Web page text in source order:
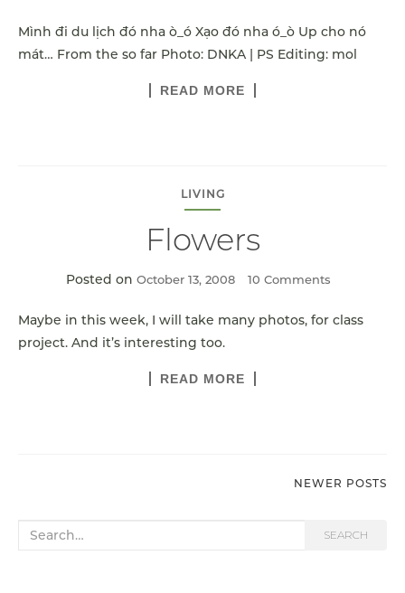
Mình đi du lịch đó nha ò_ó Xạo đó nha ó_ò Up cho nó
mát… From the so far Photo: DNKA | PS Editing: mol
READ MORE
LIVING
Flowers
Posted on October 13, 2008 10 Comments
Maybe in this week, I will take many photos, for class
project. And it’s interesting too.
READ MORE
NEWER POSTS
Search for: SEARCH